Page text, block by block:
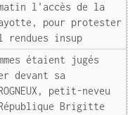
l'accès de la
pour protester
insup
étaient jugés
devant sa
petit-neveu
Brigitte